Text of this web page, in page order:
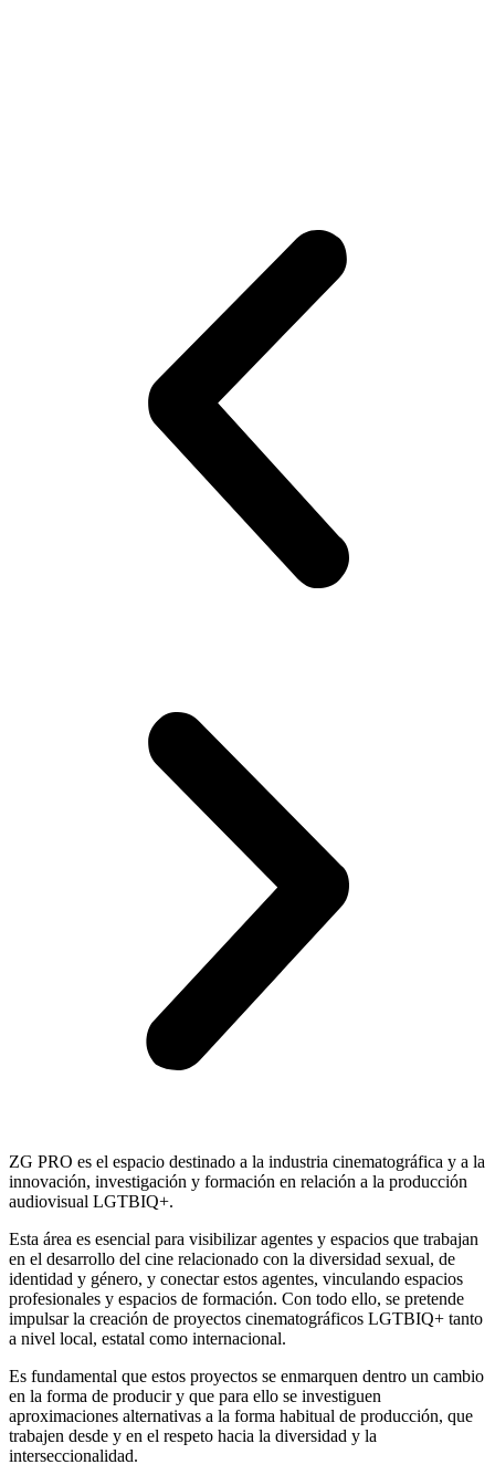
ZG PRO es el espacio destinado a la industria cinematográfica y a la
innovación, investigación y formación en relación a la producción
audiovisual LGTBIQ+.
Esta área es esencial para visibilizar agentes y espacios que trabajan
en el desarrollo del cine relacionado con la diversidad sexual, de
identidad y género, y conectar estos agentes, vinculando espacios
profesionales y espacios de formación. Con todo ello, se pretende
impulsar la creación de proyectos cinematográficos LGTBIQ+ tanto
a nivel local, estatal como internacional.
Es fundamental que estos proyectos se enmarquen dentro un cambio
en la forma de producir y que para ello se investiguen
aproximaciones alternativas a la forma habitual de producción, que
trabajen desde y en el respeto hacia la diversidad y la
interseccionalidad.